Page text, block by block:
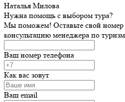
Наталья Милова
Нужна помощь с выбором тура?
Мы поможем! Оставьте свой номер
консультацию менеджера по
Ваш номер телефона
Как вас зовут
Ваш email